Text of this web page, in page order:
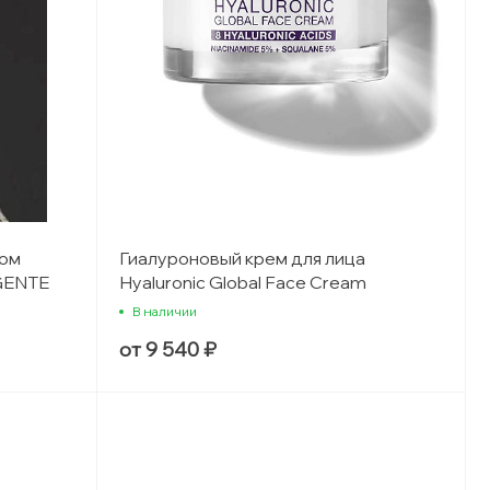
E
Гиалуроновый крем для лица
Hyaluronic Global Face Cream
В наличии
от 9 540 ₽